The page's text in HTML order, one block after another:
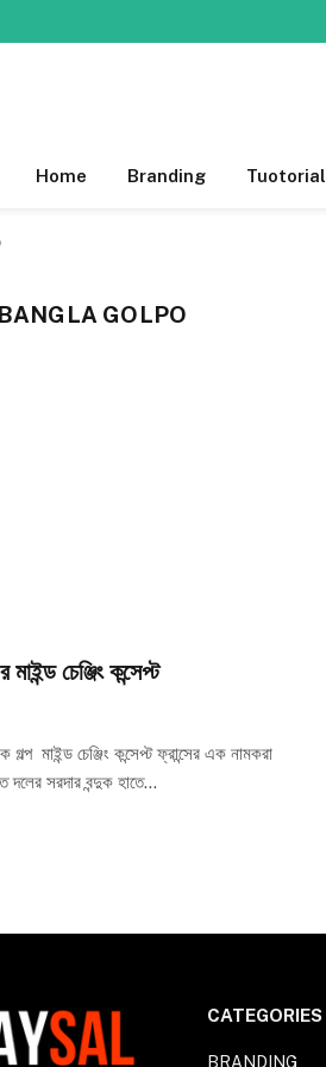
Home Branding Tuotorial
BANGLA GOLPO
চেঞ্জিং কন্সেপ্ট
গল্প মাইন্ড চেঞ্জিং কন্সেপ্ট ফ্রান্সের এক নামকরা
দলের সরদার বন্দুক হাতে…
CATEGORIES
BRANDING